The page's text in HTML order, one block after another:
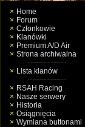
Home
Forum
Członkowie
Klanówki
Premium A/D Air
Strona archiwalna
Lista klanów
RSAH Racing
Nasze serwery
Historia
Osiągnięcia
Wymiana buttonami